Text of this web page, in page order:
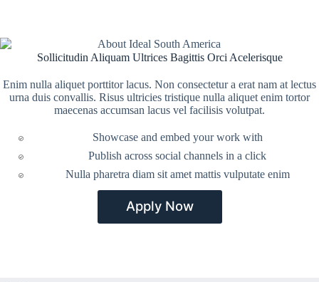
Sollicitudin Aliquam Ultrices Bagittis Orci Acelerisque
Enim nulla aliquet porttitor lacus. Non consectetur a erat nam at lectus
urna duis convallis. Risus ultricies tristique nulla aliquet enim tortor
maecenas accumsan lacus vel facilisis volutpat.
Showcase and embed your work with
Publish across social channels in a click
Nulla pharetra diam sit amet mattis vulputate enim
Apply Now